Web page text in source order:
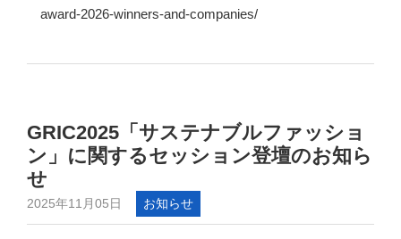
award-2026-winners-and-companies/
GRIC2025「サステナブルファッショ
ン」に関するセッション登壇のお知ら
せ
2025年11月05日 お知らせ